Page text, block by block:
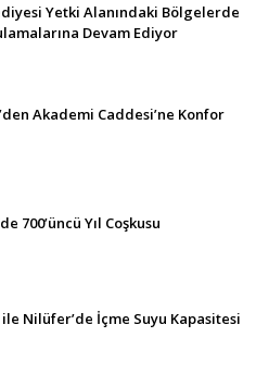
Yetki Alanındaki Bölgelerde
Devam Ediyor
Akademi Caddesi’ne Konfor
700’üncü Yıl Coşkusu
Nilüfer’de İçme Suyu Kapasitesi